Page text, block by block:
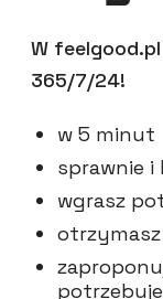
W
365/7/24!
w 5 minut
sprawnie i
wgrasz